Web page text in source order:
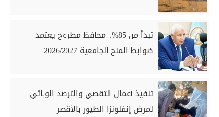
تبدأ من 85%.. محافظ مطروح يعتمد
ضوابط المنح الجامعية 2026/2027
تنفيذ أعمال التقصي والترصد الوبائي
لمرض إنفلونزا الطيور بالأقصر